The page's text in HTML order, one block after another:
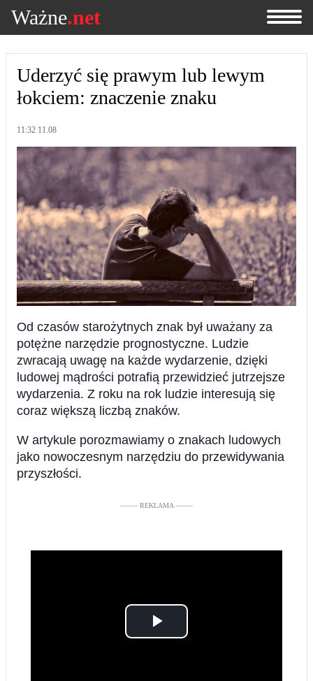
Ważne.net
Uderzyć się prawym lub lewym
łokciem: znaczenie znaku
11:32 11.08
Od czasów starożytnych znak był uważany za
potężne narzędzie prognostyczne. Ludzie
zwracają uwagę na każde wydarzenie, dzięki
ludowej mądrości potrafią przewidzieć jutrzejsze
wydarzenia. Z roku na rok ludzie interesują się
coraz większą liczbą znaków.
W artykule porozmawiamy o znakach ludowych
jako nowoczesnym narzędziu do przewidywania
przyszłości.
––––– REKLAMA –––––
Play